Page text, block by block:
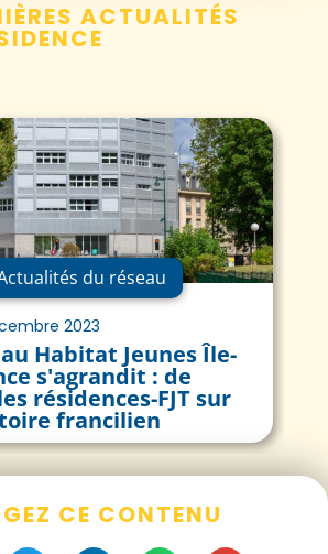
ACTUALITÉS
du réseau
2023
Habitat Jeunes Île-
s'agrandit : de
résidences-FJT sur
francilien
CE CONTENU